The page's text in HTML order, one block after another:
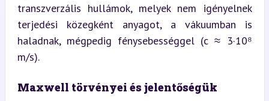
transzverzális hullámok, melyek nem igényelnek
terjedési közegként anyagot, a vákuumban is
haladnak, mégpedig fénysebességgel (c ≈ 3·10⁸
m/s).
Maxwell törvényei és jelentőségük